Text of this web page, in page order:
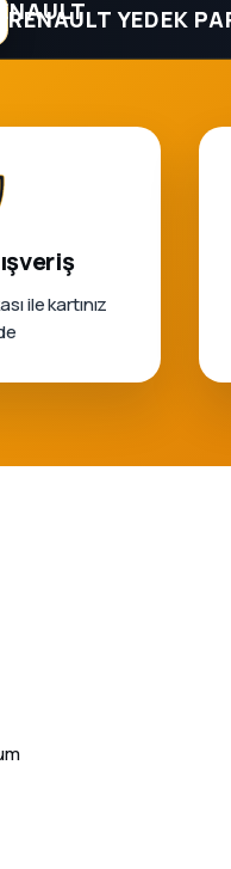
YEDEK PARÇA
ile kartınız